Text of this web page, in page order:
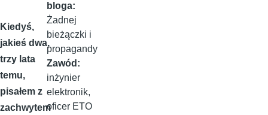
Kiedyś,
jakieś dwa,
trzy lata
temu,
pisałem z
zachwytem
bloga:
Żadnej
bieżączki i
propagandy
Zawód:
inżynier
elektronik,
oficer ETO